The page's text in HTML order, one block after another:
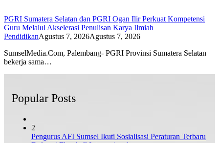
PGRI Sumatera Selatan dan PGRI Ogan Ilir Perkuat Kompetensi
Guru Melalui Akselerasi Penulisan Karya Ilmiah
PendidikanAgustus 7, 2026Agustus 7, 2026
SumselMedia.Com, Palembang- PGRI Provinsi Sumatera Selatan
bekerja sama…
Popular Posts
2
Pengurus AFI Sumsel Ikuti Sosialisasi Peraturan Terbaru